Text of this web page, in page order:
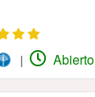
| Abierto